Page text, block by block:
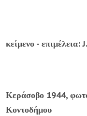
κείμενο - επιμέλεια:
Κεράσοβο 1944, φ
Κοντοδήμου